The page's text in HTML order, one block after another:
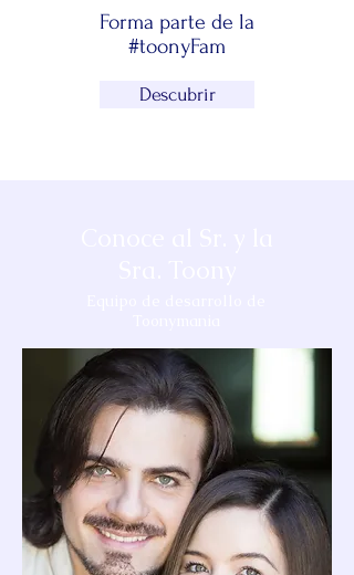
Forma parte de la
#toonyFam
Descubrir